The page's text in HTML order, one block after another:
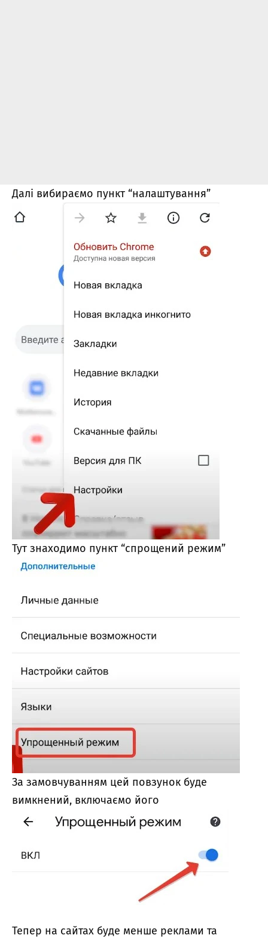
Далі вибираємо пункт “налаштування”
Тут знаходимо пункт “спрощений режим”
За замовчуванням цей повзунок буде
вимкнений, включаємо його
Тепер на сайтах буде менше реклами та